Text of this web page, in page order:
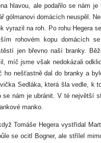
hlavou, ale podařilo se nám
domácích neuspěl.
vyrazil na roh. Po rohu Hegera
rohovém kopu domácích
jen břevno naší branky.
míč jsme však nedokázali
ho nešťastně dal do branky a
Sedláka, která šla vedle, k
nám je ubránit. V té největší
manko.
Tomáše Hegera vystřídal
se ocitl Bogner, ale střílel